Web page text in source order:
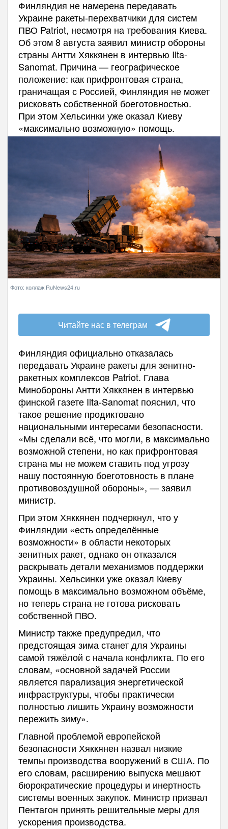
Финляндия не намерена передавать
Украине ракеты-перехватчики для систем
ПВО Patriot, несмотря на требования Киева.
Об этом 8 августа заявил министр обороны
страны Антти Хяккянен в интервью Ilta-
Sanomat. Причина — географическое
положение: как прифронтовая страна,
граничащая с Россией, Финляндия не может
рисковать собственной боеготовностью.
При этом Хельсинки уже оказал Киеву
«максимально возможную» помощь.
Фото: коллаж RuNews24.ru
Читайте нас в телеграм
Финляндия официально отказалась
передавать Украине ракеты для зенитно-
ракетных комплексов Patriot. Глава
Минобороны Антти Хяккянен в интервью
финской газете Ilta-Sanomat пояснил, что
такое решение продиктовано
национальными интересами безопасности.
«Мы сделали всё, что могли, в максимально
возможной степени, но как прифронтовая
страна мы не можем ставить под угрозу
нашу постоянную боеготовность в плане
противовоздушной обороны», — заявил
министр.
При этом Хяккянен подчеркнул, что у
Финляндии «есть определённые
возможности» в области некоторых
зенитных ракет, однако он отказался
раскрывать детали механизмов поддержки
Украины. Хельсинки уже оказал Киеву
помощь в максимально возможном объёме,
но теперь страна не готова рисковать
собственной ПВО.
Министр также предупредил, что
предстоящая зима станет для Украины
самой тяжёлой с начала конфликта. По его
словам, «основной задачей России
является парализация энергетической
инфраструктуры, чтобы практически
полностью лишить Украину возможности
пережить зиму».
Главной проблемой европейской
безопасности Хяккянен назвал низкие
темпы производства вооружений в США. По
его словам, расширению выпуска мешают
бюрократические процедуры и инертность
системы военных закупок. Министр призвал
Пентагон принять решительные меры для
ускорения производства.